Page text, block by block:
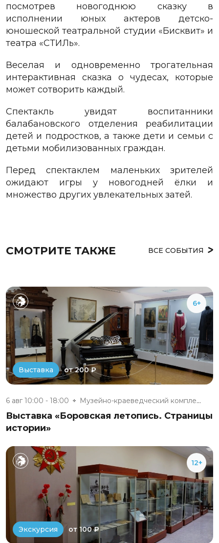
посмотрев новогоднюю сказку в
исполнении юных актеров детско-
юношеской театральной студии «Бисквит» и
театра «СТИЛь».
Веселая и одновременно трогательная
интерактивная сказка о чудесах, которые
может сотворить каждый.
Спектакль увидят воспитанники
балабановского отделения реабилитации
детей и подростков, а также дети и семьи с
детьми мобилизованных граждан.
Перед спектаклем маленьких зрителей
ожидают игры у новогодней ёлки и
множество других увлекательных затей.
СМОТРИТЕ ТАКЖЕ ВСЕ СОБЫТИЯ
6+
Выставка от 200 ₽
6 авг 10:00 - 18:00 Музейно-краеведческий комплекс...
Выставка «Боровская летопись. Страницы
истории»
12+
Экскурсия от 100 ₽